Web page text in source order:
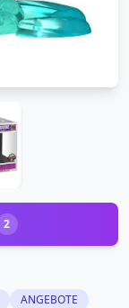
2
ANGEBOTE